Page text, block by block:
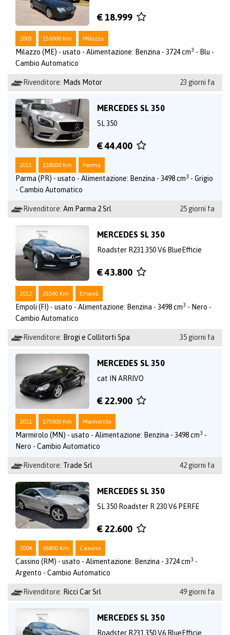
€ 18.999
2003 150000 Km Milazzo
Milazzo (ME) - usato - Alimentazione: Benzina - 3724 cm3 - Blu -
Cambio Automatico
Rivenditore: Mads Motor 23 giorni fa
MERCEDES SL 350
SL 350
€ 44.400
2015 138000 Km Parma
Parma (PR) - usato - Alimentazione: Benzina - 3498 cm3 - Grigio
- Cambio Automatico
Rivenditore: Am Parma 2 Srl 25 giorni fa
MERCEDES SL 350
Roadster R231 350 V6 BlueEfficie
€ 43.800
2012 25500 Km Empoli
Empoli (FI) - usato - Alimentazione: Benzina - 3498 cm3 - Nero -
Cambio Automatico
Rivenditore: Brogi e Collitorti Spa 35 giorni fa
MERCEDES SL 350
cat IN ARRIVO
€ 22.900
2011 175000 Km Marmirolo
Marmirolo (MN) - usato - Alimentazione: Benzina - 3498 cm3 -
Nero - Cambio Automatico
Rivenditore: Trade Srl 42 giorni fa
MERCEDES SL 350
SL 350 Roadster R 230 V6 PERFE
€ 22.600
2004 96800 Km Cassino
Cassino (RM) - usato - Alimentazione: Benzina - 3724 cm3 -
Argento - Cambio Automatico
Rivenditore: Ricci Car Srl 49 giorni fa
MERCEDES SL 350
Roadster R231 350 V6 BlueEfficie